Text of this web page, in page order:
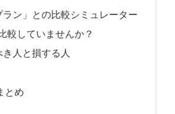
ン」との比較シミュレーター
較していませんか？
人と損する人
とめ